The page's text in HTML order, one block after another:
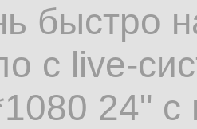
быстро
с live-
24"